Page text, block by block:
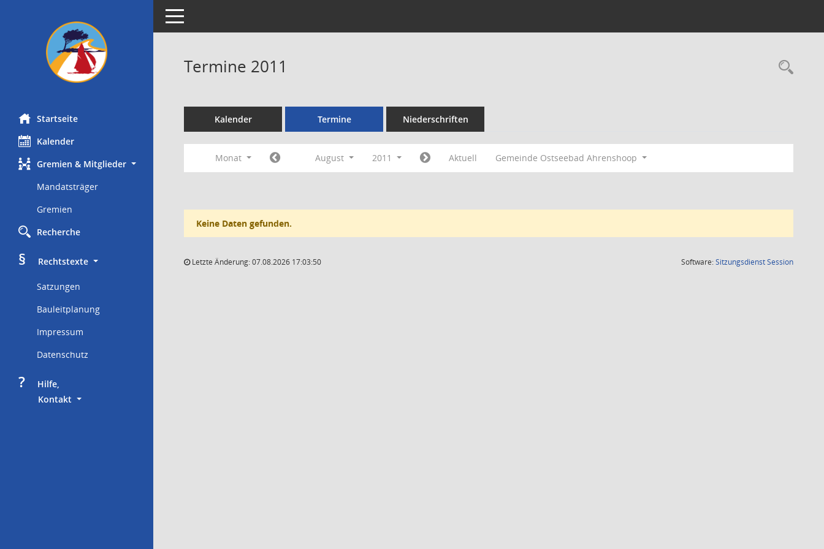
Startseite
Kalender
Gremien & Mitglieder
Mandatsträger
Gremien
Recherche
§
     Rechtstexte
Satzungen
Bauleitplanung
Impressum
Datenschutz
?
     Hilfe,
Kontakt
Toggle navigation
Termine 2011
Kalender Termine Niederschriften
Monat August 2011 Aktuell Gemeinde Ostseebad Ahrenshoop
Keine Daten gefunden.
Letzte Änderung: 07.08.2026 17:03:50 Software:SitzungsdienstSession(Wird in